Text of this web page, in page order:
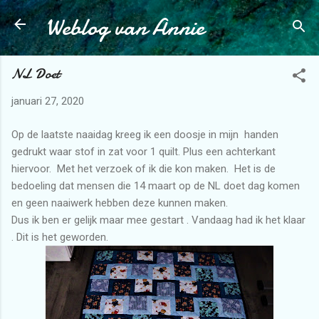
Doorgaan naar hoofdcontent
Weblog van Annie
NL Doet
januari 27, 2020
Op de laatste naaidag kreeg ik een doosje in mijn handen
gedrukt waar stof in zat voor 1 quilt. Plus een achterkant
hiervoor. Met het verzoek of ik die kon maken. Het is de
bedoeling dat mensen die 14 maart op de NL doet dag komen
en geen naaiwerk hebben deze kunnen maken.
Dus ik ben er gelijk maar mee gestart . Vandaag had ik het klaar
. Dit is het geworden.